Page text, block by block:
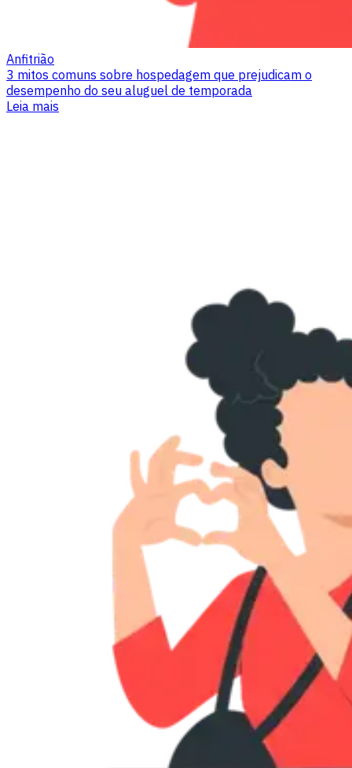
Anfitrião
3 mitos comuns sobre hospedagem que prejudicam o
desempenho do seu aluguel de temporada
Leia mais